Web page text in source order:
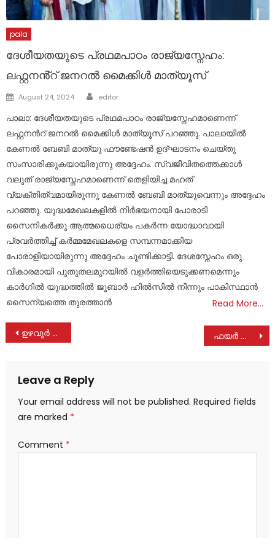
pala
ദേശീയതയുടെ പ്രഥമപാഠം രാജ്യസ്നേഹം:
ലഫ്റ്റനൻ്റ് ജനറൽ മൈക്കിൾ മാത്യൂസ്
Posted
August 24, 2024 Author
editor
പാലാ: ദേശീയതയുടെ പ്രഥമപാഠം രാജ്യസ്നേഹമാണെന്ന്
ലഫ്റ്റനൻറ് ജനറൽ മൈക്കിൾ മാത്യൂസ് പറഞ്ഞു. പാലായിൽ
കേണൽ ബേബി മാത്യു ഫൗണ്ടേഷൻ ഉദ്ഘാടനം ചെയ്തു
സംസാരിക്കുകയായിരുന്നു അദ്ദേഹം. സ്വജീവിതത്തെക്കാൾ
വലുത് രാജ്യസ്നേഹമാണെന്ന് തെളിയിച്ച മഹത്
വ്യക്തിത്വമായിരുന്നു കേണൽ ബേബി മാത്യുവെന്നും അദ്ദേഹം
പറഞ്ഞു. യുദ്ധമേഖലകളിൽ നിർഭയനായി പോരാടി
സൈനികർക്കു ആത്മധൈര്യം പകർന്ന യോദ്ധാവായി
പ്രവർത്തിച്ച് കർമ്മമേഖലകളെ സമ്പന്നമാക്കിയ
പോരാളിയായിരുന്നു അദ്ദേഹം ചൂണ്ടിക്കാട്ടി. ദേശസ്നേഹം ഒരു
വികാരമായി പുതുതലമുറയിൽ വളർത്തിയെടുക്കണമെന്നും
കാർഗിൽ യുദ്ധത്തിൽ ജൂബാർ ഹിൽസിൽ നിന്നും പാകിസ്ഥാൻ
സൈന്യത്തെ തുരത്താൻ
Read More…
Post
ഉഴവൂർ ഗ്രാമ പഞ്ചായത്തിൽ ഓണചന്ത ഫയർ സ്റ്റേഷൻ സന്ദർശിച്ചു
Leave a Reply
Your email address will not be published. Required fields
are marked *
Comment *